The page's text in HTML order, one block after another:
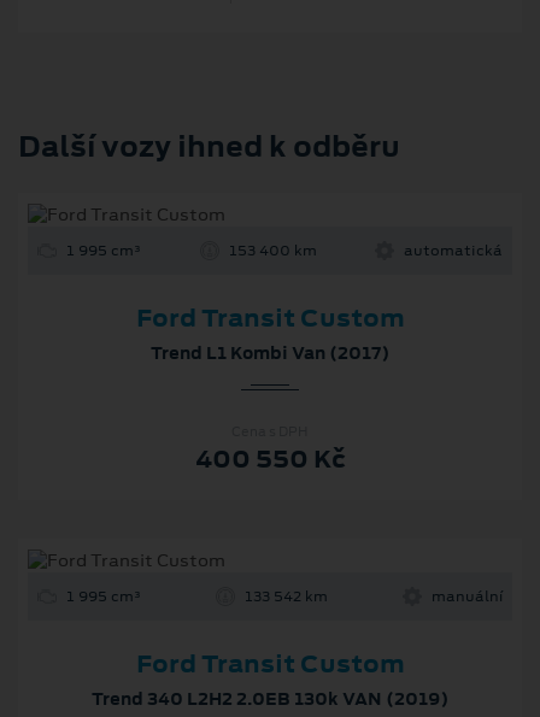
Další vozy ihned k odběru
1 995 cm³ 153 400 km automatická
Ford Transit Custom
Trend L1 Kombi Van (2017)
400 550 Kč
1 995 cm³ 133 542 km manuální
Ford Transit Custom
Trend 340 L2H2 2.0EB 130k VAN (2019)